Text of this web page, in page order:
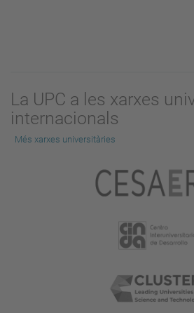
La UPC a les xarxes
internacionals
Més xarxes universitàries